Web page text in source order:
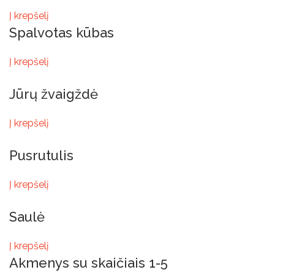
Į krepšelį
Spalvotas kūbas
Į krepšelį
Jūrų žvaigždė
Į krepšelį
Pusrutulis
Į krepšelį
Saulė
Į krepšelį
Akmenys su skaičiais 1-5